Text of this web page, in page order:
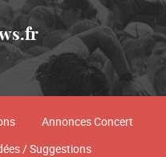
Annonces Concert
/ Suggestions